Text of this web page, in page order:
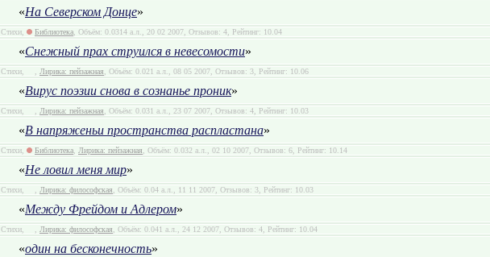
«На Северском Донце»
Стихи, Библиотека, Объём: 0.0314 а.л., 20 02 2007, Отзывов: 4, Рейтинг: 10.04
«Снежный прах струился в невесомости»
Стихи, , Лирика: пейзажная, Объём: 0.021 а.л., 08 05 2007, Отзывов: 3, Рейтинг: 10.06
«Вирус поэзии снова в сознанье проник»
Стихи, , Лирика: пейзажная, Объём: 0.031 а.л., 23 07 2007, Отзывов: 4, Рейтинг: 10.03
«В напряженьи пространства распластана»
Стихи, Библиотека, Лирика: пейзажная, Объём: 0.032 а.л., 02 10 2007, Отзывов: 6, Рейтинг: 10.14
«Не ловил меня мир»
Стихи, , Лирика: философская, Объём: 0.04 а.л., 11 11 2007, Отзывов: 3, Рейтинг: 10.03
«Между Фрейдом и Адлером»
Стихи, , Лирика: философская, Объём: 0.041 а.л., 24 12 2007, Отзывов: 4, Рейтинг: 10.04
«один на бесконечность»